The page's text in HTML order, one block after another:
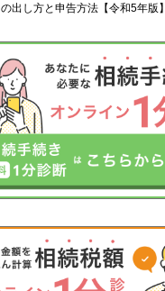
の出し方と申告方法【令和5年版】